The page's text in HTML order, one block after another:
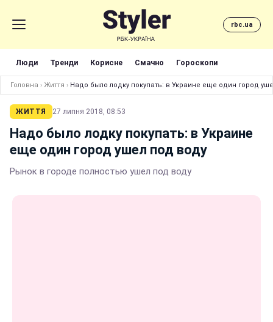
rbc.ua
Люди Тренди Корисне Смачно Гороскопи
Головна › Життя › Надо было лодку покупать: в Украине еще один город
ЖИТТЯ 27 липня 2018, 08:53
Надо было лодку покупать: в Украине
еще один город ушел под воду
Рынок в городе полностью ушел под воду